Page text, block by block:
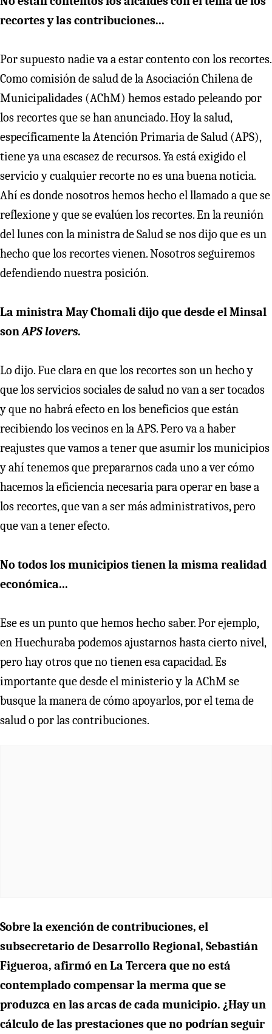
recortes y las contribuciones...
Por supuesto nadie va a estar contento con los recortes.
Como comisión de salud de la Asociación Chilena de
Municipalidades (AChM) hemos estado peleando por
los recortes que se han anunciado. Hoy la salud,
específicamente la Atención Primaria de Salud (APS),
tiene ya una escasez de recursos. Ya está exigido el
servicio y cualquier recorte no es una buena noticia.
Ahí es donde nosotros hemos hecho el llamado a que se
reflexione y que se evalúen los recortes. En la reunión
del lunes con la ministra de Salud se nos dijo que es un
hecho que los recortes vienen. Nosotros seguiremos
defendiendo nuestra posición.
La ministra May Chomali dijo que desde el Minsal
sonAPS lovers.
Lo dijo. Fue clara en que los recortes son un hecho y
que los servicios sociales de salud no van a ser tocados
y que no habrá efecto en los beneficios que están
recibiendo los vecinos en la APS. Pero va a haber
reajustes que vamos a tener que asumir los municipios
y ahí tenemos que prepararnos cada uno a ver cómo
hacemos la eficiencia necesaria para operar en base a
los recortes, que van a ser más administrativos, pero
que van a tener efecto.
No todos los municipios tienen la misma realidad
económica...
Ese es un punto que hemos hecho saber. Por ejemplo,
en Huechuraba podemos ajustarnos hasta cierto nivel,
pero hay otros que no tienen esa capacidad. Es
importante que desde el ministerio y la AChM se
busque la manera de cómo apoyarlos, por el tema de
salud o por las contribuciones.
Sobre la exención de contribuciones, el
subsecretario de Desarrollo Regional, Sebastián
Figueroa, afirmó en La Tercera que no está
contemplado compensar la merma que se
produzca en las arcas de cada municipio. ¿Hay un
cálculo de las prestaciones que no podrían seguir